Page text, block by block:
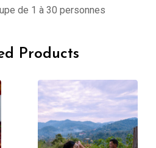
de 1 à 30 personnes
Products